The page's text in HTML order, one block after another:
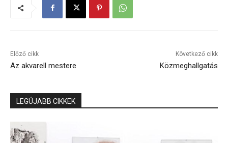
Előző cikk
Az akvarell mestere
Következő cikk
Közmeghallgatás
LEGÚJABB CIKKEK